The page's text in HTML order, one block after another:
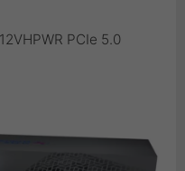
PCIe 5.0